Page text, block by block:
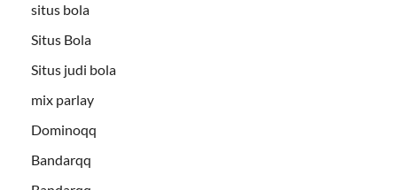
situs bola
Situs Bola
Situs judi bola
mix parlay
Dominoqq
Bandarqq